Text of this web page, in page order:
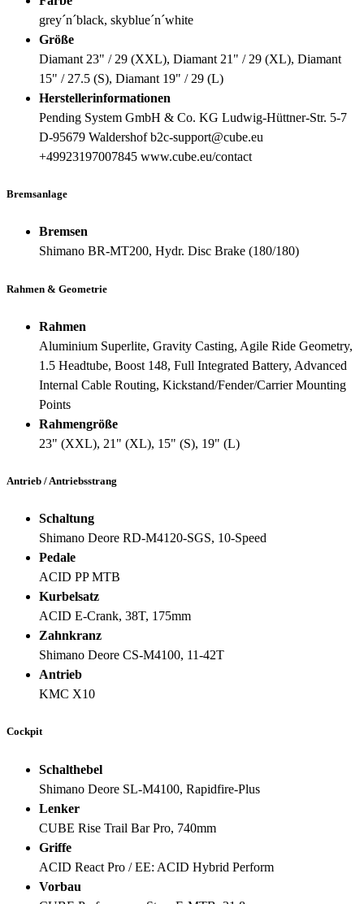
grey´n´black, skyblue´n´white
Größe
Diamant 23" / 29 (XXL), Diamant 21" / 29 (XL), Diamant
15" / 27.5 (S), Diamant 19" / 29 (L)
Herstellerinformationen
Pending System GmbH & Co. KG Ludwig-Hüttner-Str. 5-7
D-95679 Waldershof b2c-support@cube.eu
+49923197007845 www.cube.eu/contact
Bremsanlage
Bremsen
Shimano BR-MT200, Hydr. Disc Brake (180/180)
Rahmen & Geometrie
Rahmen
Aluminium Superlite, Gravity Casting, Agile Ride Geometry,
1.5 Headtube, Boost 148, Full Integrated Battery, Advanced
Internal Cable Routing, Kickstand/Fender/Carrier Mounting
Points
Rahmengröße
23" (XXL), 21" (XL), 15" (S), 19" (L)
Antrieb / Antriebsstrang
Schaltung
Shimano Deore RD-M4120-SGS, 10-Speed
Pedale
ACID PP MTB
Kurbelsatz
ACID E-Crank, 38T, 175mm
Zahnkranz
Shimano Deore CS-M4100, 11-42T
Antrieb
KMC X10
Cockpit
Schalthebel
Shimano Deore SL-M4100, Rapidfire-Plus
Lenker
CUBE Rise Trail Bar Pro, 740mm
Griffe
ACID React Pro / EE: ACID Hybrid Perform
Vorbau